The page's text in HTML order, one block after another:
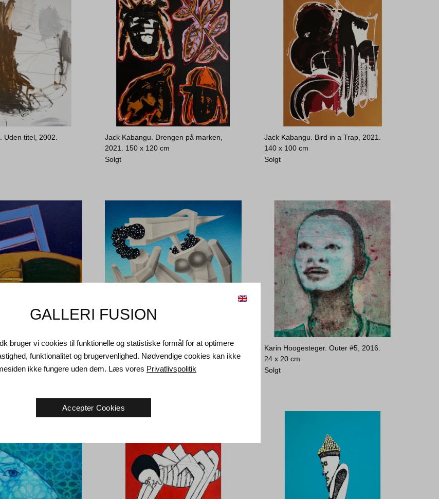
Uden titel, 2002.
Jack Kabangu. Drengen på marken,
2021. 150 x 120 cm
Solgt
Jack Kabangu. Bird in a Trap, 2021.
140 x 100 cm
Solgt
Vacher. Autumn,
Aske Hvidtfeldt. Uden titel, 2024.
40 x 40 cm
5.000DKK
Karin Hoogesteger. Outer #5, 2016.
24 x 20 cm
Solgt
GALLERI FUSION
bruger vi cookies til funktionelle og statistiske formål for at optimere
funktionalitet og brugervenlighed. Nødvendige cookies kan ikke
ikke fungere uden dem. Læs vores Privatlivspolitik
Accepter Cookies